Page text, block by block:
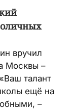
вручил
Москвы –
талант
ещё на
–